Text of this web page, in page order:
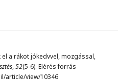
el a rákot jókedvvel, mozgással,
,52(5-6). Elérés forrás
article/view/10346